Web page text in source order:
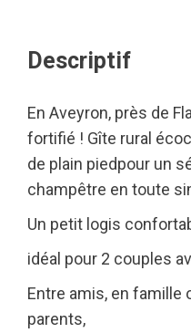
Descriptif
En Aveyron, près de
fortifié ! Gîte rural
de plain piedpour un
champêtre en toute
Un petit logis
idéal pour 2 couples
Entre amis, en famille
parents,